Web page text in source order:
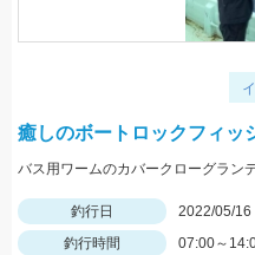
癒しのボートロックフィッ
釣行日
2022/05/16
釣行時間
07:00～